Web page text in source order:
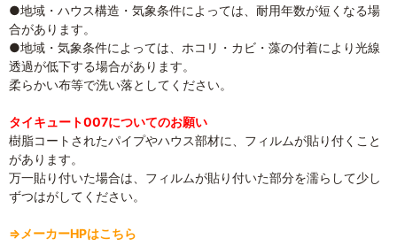
●地域・ハウス構造・気象条件によっては、耐用年数が短くなる場
合があります。
●地域・気象条件によっては、ホコリ・カビ・藻の付着により光線
透過が低下する場合があります。
柔らかい布等で洗い落としてください。
タイキュート007についてのお願い
樹脂コートされたパイプやハウス部材に、フィルムが貼り付くこと
があります。
万一貼り付いた場合は、フィルムが貼り付いた部分を濡らして少し
ずつはがしてください。
⇒メーカーHPはこちら